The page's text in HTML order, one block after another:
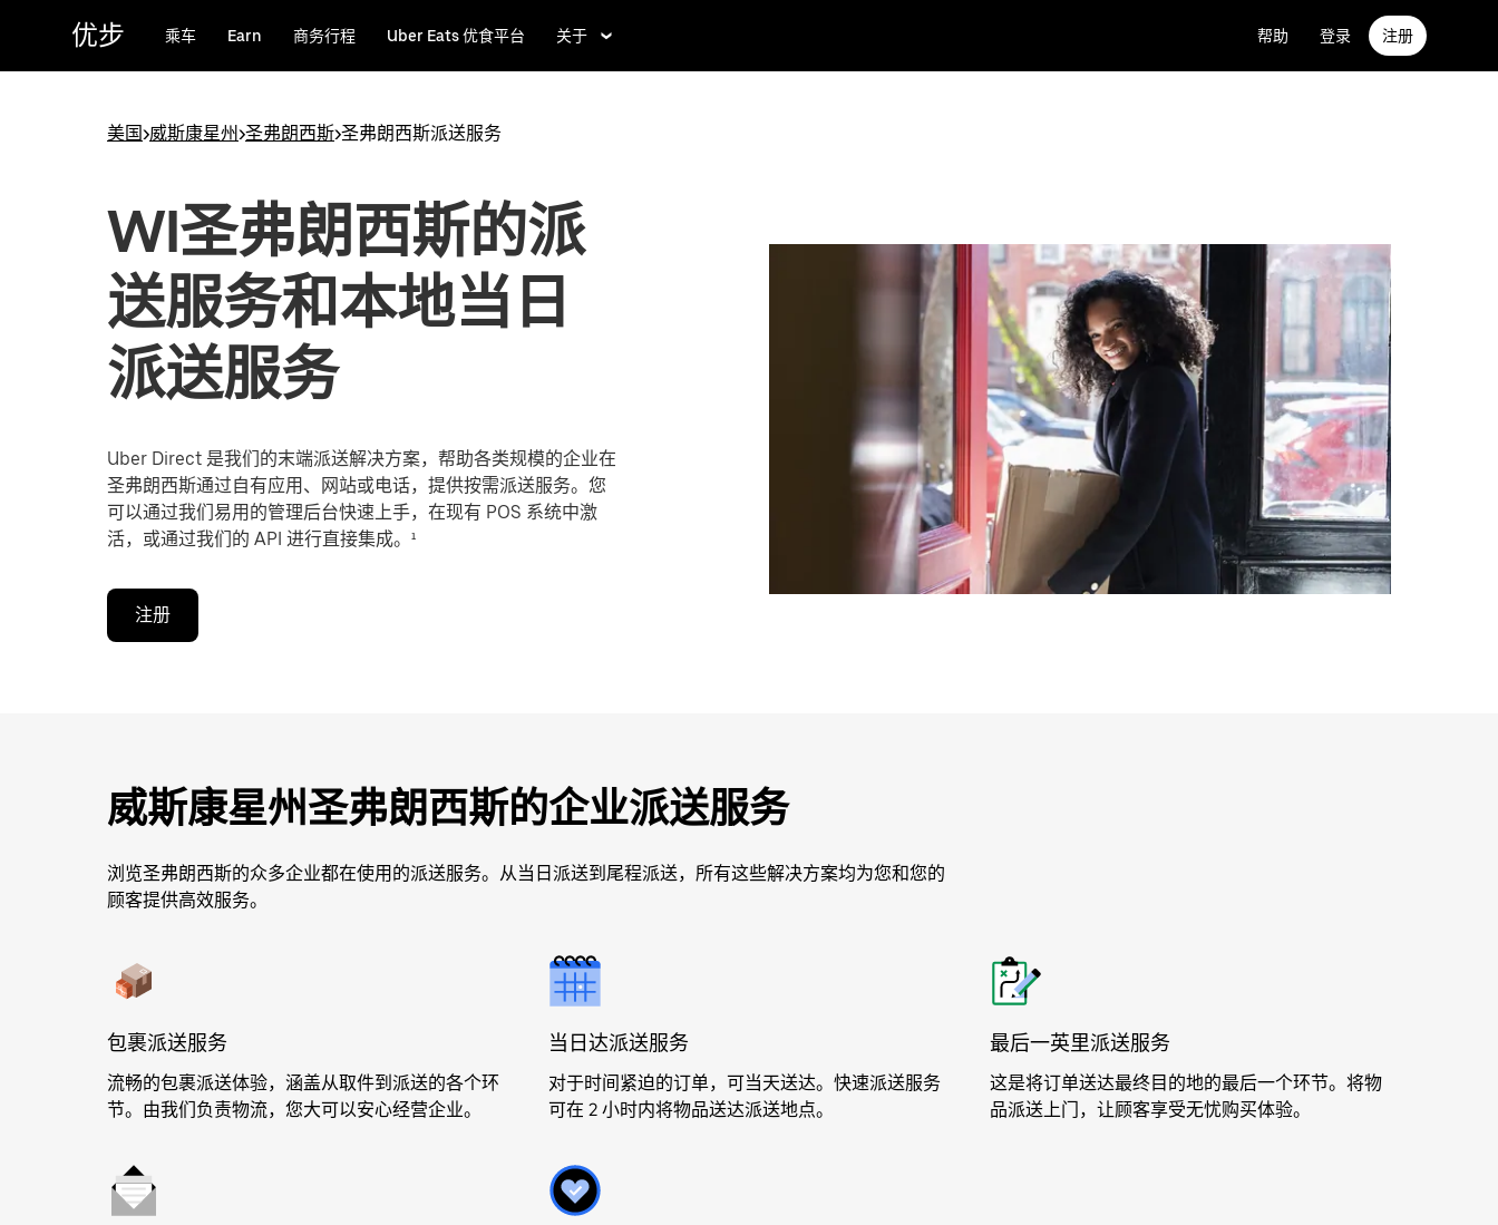
优步 乘车 Earn 商务行程 Uber Eats 优食平台 关于 帮助 登录 注册
美国>威斯康星州>圣弗朗西斯>圣弗朗西斯派送服务
WI圣弗朗西斯的派
送服务和本地当日
派送服务
Uber Direct 是我们的末端派送解决方案，帮助各类规模的企业在
圣弗朗西斯通过自有应用、网站或电话，提供按需派送服务。您
可以通过我们易用的管理后台快速上手，在现有 POS 系统中激
活，或通过我们的 API 进行直接集成。¹
注册
威斯康星州圣弗朗西斯的企业派送服务
浏览圣弗朗西斯的众多企业都在使用的派送服务。从当日派送到尾程派送，所有这些解决方案均为您和您的
顾客提供高效服务。
包裹派送服务
流畅的包裹派送体验，涵盖从取件到派送的各个环
节。由我们负责物流，您大可以安心经营企业。
当日达派送服务
对于时间紧迫的订单，可当天送达。快速派送服务
可在 2 小时内将物品送达派送地点。
最后一英里派送服务
这是将订单送达最终目的地的最后一个环节。将物
品派送上门，让顾客享受无忧购买体验。